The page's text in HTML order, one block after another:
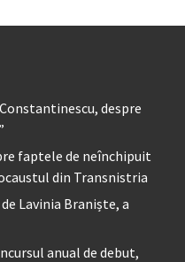
despre
faptele de neînchipuit
din Transnistria
Lavinia Braniște, a
anual de debut,